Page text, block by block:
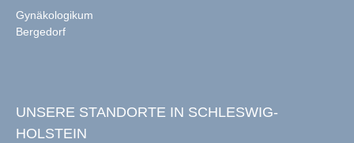
Gynäkologikum
Bergedorf
UNSERE STANDORTE IN SCHLESWIG-
HOLSTEIN